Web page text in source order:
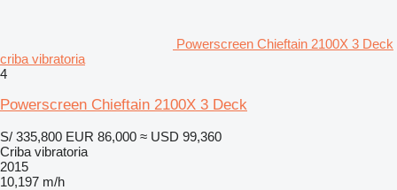
Powerscreen Chieftain 2100X 3 Deck
criba vibratoria
4
Powerscreen Chieftain 2100X 3 Deck
S/ 335,800 EUR 86,000 ≈ USD 99,360
Criba vibratoria
2015
10,197 m/h